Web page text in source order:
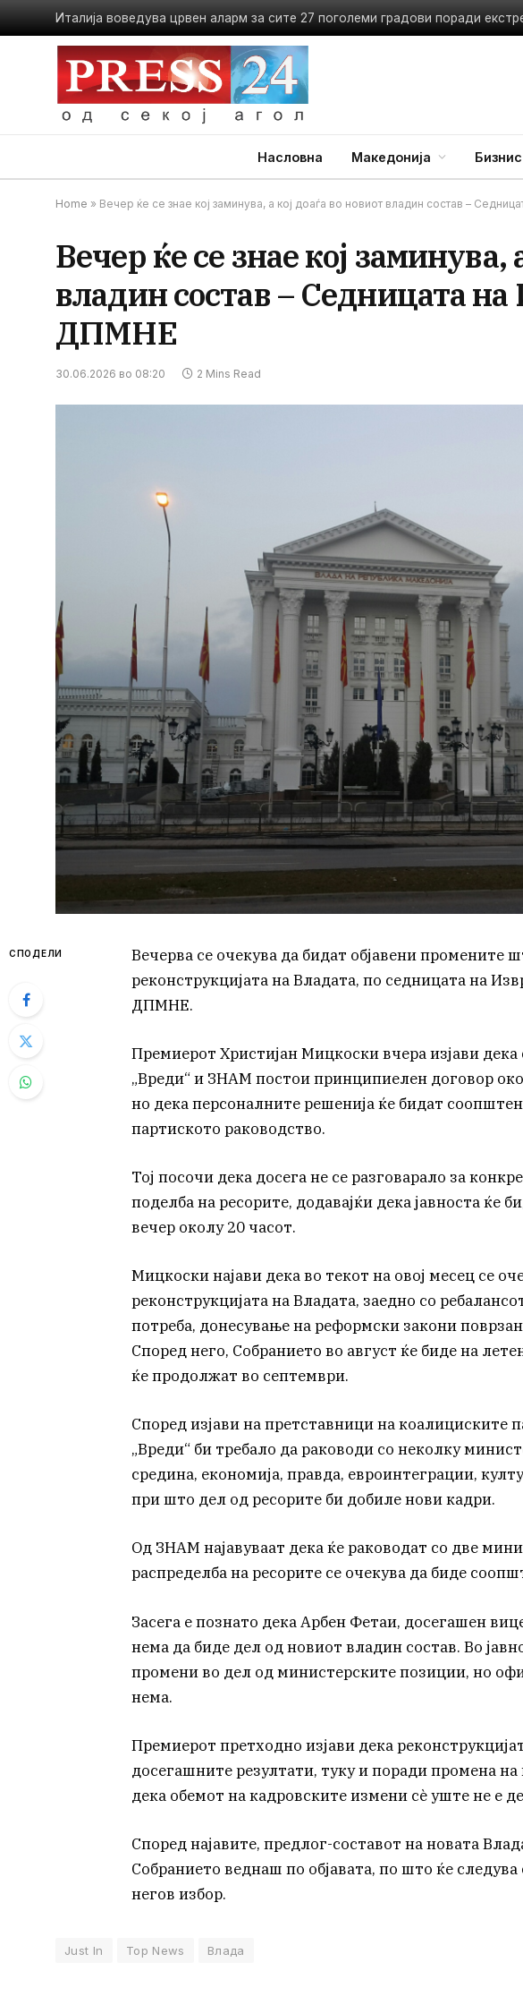
Насловна Македонија Бизнис
Home » Вечер ќе се знае кој заминува, а кој доаѓа во новиот владин состав –
Вечер ќе се знае кој заминува,
владин состав – Седницата
ДПМНЕ
30.06.2026 во 08:20 2 Mins Read
СПОДЕЛИ
Вечерва се очекува да бидат објавени промените
реконструкцијата на Владата, по седницата на
ДПМНЕ.
Премиерот Христијан Мицкоски вчера изјави
„Вреди“ и ЗНАМ постои принципиелен договор
но дека персоналните решенија ќе бидат
партиското раководство.
Тој посочи дека досега не се разговарало за
поделба на ресорите, додавајќи дека јавноста ќе
вечер околу 20 часот.
Мицкоски најави дека во текот на овој месец се
реконструкцијата на Владата, заедно со
потреба, донесување на реформски закони
Според него, Собранието во август ќе биде на
ќе продолжат во септември.
Според изјави на претставници на коалициските
„Вреди“ би требало да раководи со неколку
средина, економија, правда, евроинтеграции,
при што дел од ресорите би добиле нови кадри.
Од ЗНАМ најавуваат дека ќе раководат со две
распределба на ресорите се очекува да биде
Засега е познато дека Арбен Фетаи, досегашен
нема да биде дел од новиот владин состав. Во
промени во дел од министерските позиции, но
нема.
Премиерот претходно изјави дека
досегашните резултати, туку и поради промена на
дека обемот на кадровските измени сè уште не е
Според најавите, предлог-составот на новата
Собранието веднаш по објавата, по што ќе
негов избор.
Just In Top News Влада